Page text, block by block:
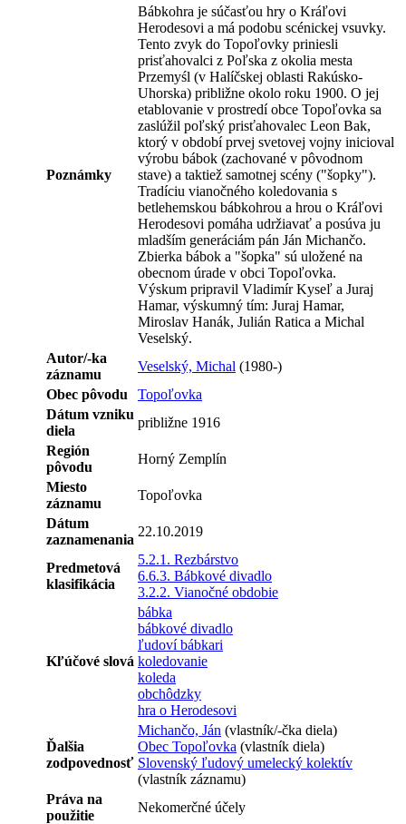
Poznámky
Bábkohra je súčasťou hry o Kráľovi
Herodesovi a má podobu scénickej vsuvky.
Tento zvyk do Topoľovky priniesli
prisťahovalci z Poľska z okolia mesta
Przemyśl (v Halíčskej oblasti Rakúsko-
Uhorska) približne okolo roku 1900. O jej
etablovanie v prostredí obce Topoľovka sa
zaslúžil poľský prisťahovalec Leon Bak,
ktorý v období prvej svetovej vojny inicioval
výrobu bábok (zachované v pôvodnom
stave) a taktiež samotnej scény ("šopky").
Tradíciu vianočného koledovania s
betlehemskou bábkohrou a hrou o Kráľovi
Herodesovi pomáha udržiavať a posúva ju
mladším generáciám pán Ján Michančo.
Zbierka bábok a "šopka" sú uložené na
obecnom úrade v obci Topoľovka.
Výskum pripravil Vladimír Kyseľ a Juraj
Hamar, výskumný tím: Juraj Hamar,
Miroslav Hanák, Julián Ratica a Michal
Veselský.
Autor/-ka
záznamu
Veselský, Michal (1980-)
Obec pôvodu
Topoľovka
Dátum vzniku
diela
približne 1916
Región
pôvodu
Horný Zemplín
Miesto
záznamu
Topoľovka
Dátum
zaznamenania
22.10.2019
Predmetová
klasifikácia
5.2.1. Rezbárstvo
6.6.3. Bábkové divadlo
3.2.2. Vianočné obdobie
Kľúčové slová
bábka
bábkové divadlo
ľudoví bábkari
koledovanie
koleda
obchôdzky
hra o Herodesovi
Ďalšia
zodpovednosť
Michančo, Ján (vlastník/-čka diela)
Obec Topoľovka (vlastník diela)
Slovenský ľudový umelecký kolektív
(vlastník záznamu)
Práva na
použitie
Nekomerčné účely